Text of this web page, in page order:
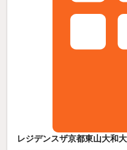
レジデンスザ京都東山大和